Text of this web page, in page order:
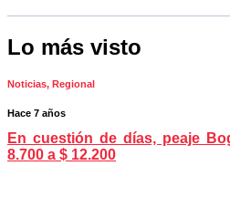
Lo más visto
Noticias, Regional
Hace 7 años
En cuestión de días, peaje
8.700 a $ 12.200